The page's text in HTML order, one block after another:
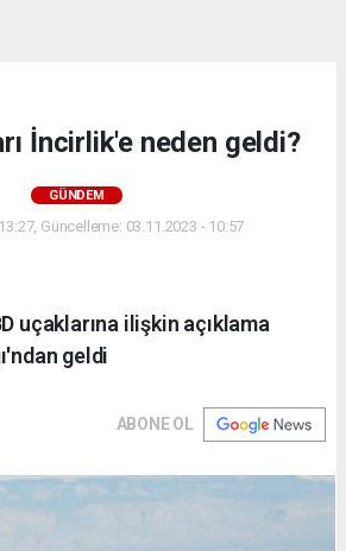
İncirlik'e neden geldi?
GÜNDEM
Güncelleme: 03.11.2023 - 10:57
uçaklarına ilişkin açıklama
geldi
ABONE OL